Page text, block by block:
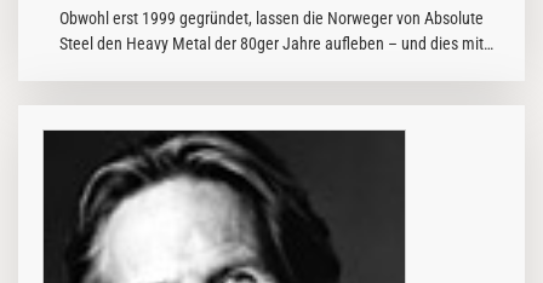
Obwohl erst 1999 gegründet, lassen die Norweger von Absolute
Steel den Heavy Metal der 80ger Jahre aufleben – und dies mit